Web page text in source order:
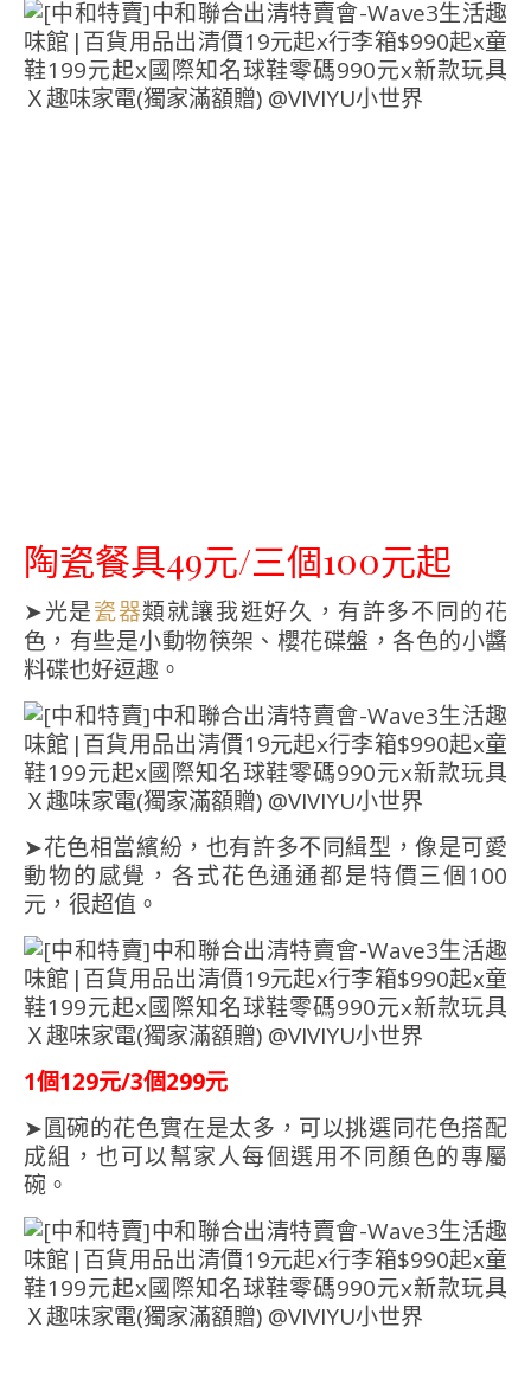
陶瓷餐具49元/三個100元起
➤光是瓷器類就讓我逛好久，有許多不同的花
色，有些是小動物筷架、櫻花碟盤，各色的小醬
料碟也好逗趣。
➤花色相當繽紛，也有許多不同緝型，像是可愛
動物的感覺，各式花色通通都是特價三個100
元，很超值。
1個129元/3個299元
➤圓碗的花色實在是太多，可以挑選同花色搭配
成組，也可以幫家人每個選用不同顏色的專屬
碗。